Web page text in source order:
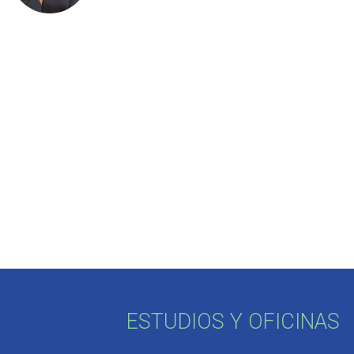
ESTUDIOS Y OFICINAS